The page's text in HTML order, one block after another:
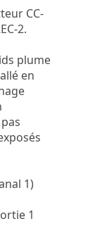
CC-
2.
plume
en
1)
1